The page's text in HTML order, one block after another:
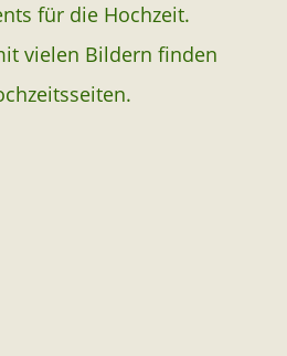
für die Hochzeit.
vielen Bildern finden